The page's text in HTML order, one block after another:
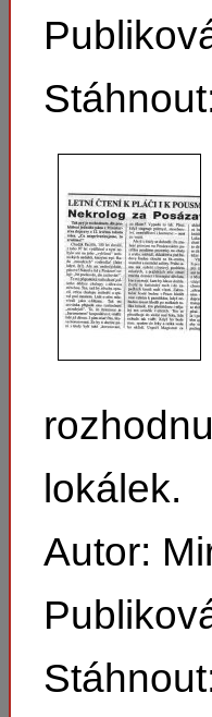
lokálek.
Autor: